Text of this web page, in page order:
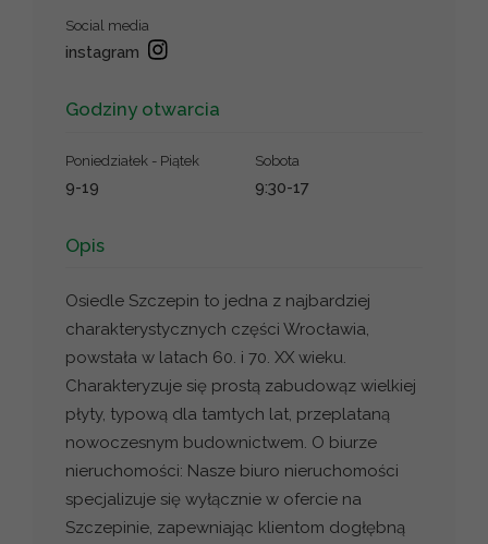
Social media
instagram
Godziny otwarcia
Poniedziałek - Piątek
9-19
Sobota
9:30-17
Opis
Osiedle Szczepin to jedna z najbardziej
charakterystycznych części Wrocławia,
powstała w latach 60. i 70. XX wieku.
Charakteryzuje się prostą zabudowąz wielkiej
płyty, typową dla tamtych lat, przeplataną
nowoczesnym budownictwem. O biurze
nieruchomości: Nasze biuro nieruchomości
specjalizuje się wyłącznie w ofercie na
Szczepinie, zapewniając klientom dogłębną